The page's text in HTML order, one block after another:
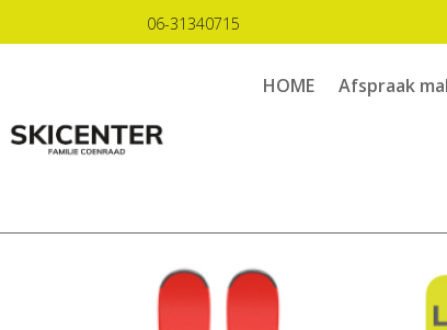
06-31340715
HOME Afspraak